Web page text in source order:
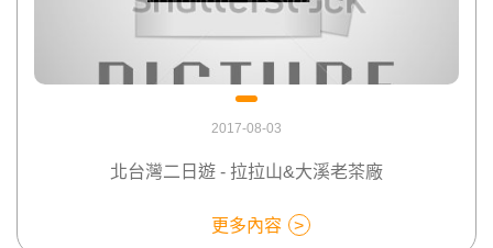
2017-08-03
北台灣二日遊 - 拉拉山&大溪老茶廠
更多內容